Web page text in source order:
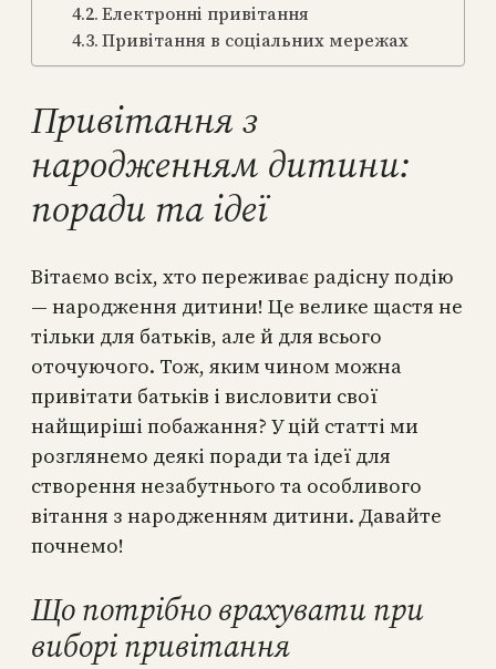
Електронні привітання
Привітання в соціальних мережах
Привітання з
народженням дитини:
поради та ідеї
Вітаємо всіх, хто переживає радісну подію
— народження дитини! Це велике щастя не
тільки для батьків, але й для всього
оточуючого. Тож, яким чином можна
привітати батьків і висловити свої
найщиріші побажання? У цій статті ми
розглянемо деякі поради та ідеї для
створення незабутнього та особливого
вітання з народженням дитини. Давайте
почнемо!
Що потрібно врахувати при
виборі привітання